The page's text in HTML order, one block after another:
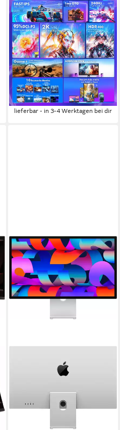
TITAN ARMY
P2710S Gaming-Monitor
2560x1440 px, QHD Auflösung
1 ms Reaktionszeit
240 Hz Bildwiederholfrequenz
Produktdatenblatt
(3)
179,99 € UVP499,00 €
16,44 €mtl. in 12 Raten
-64%
lieferbar - in 3-4 Werktagen bei dir